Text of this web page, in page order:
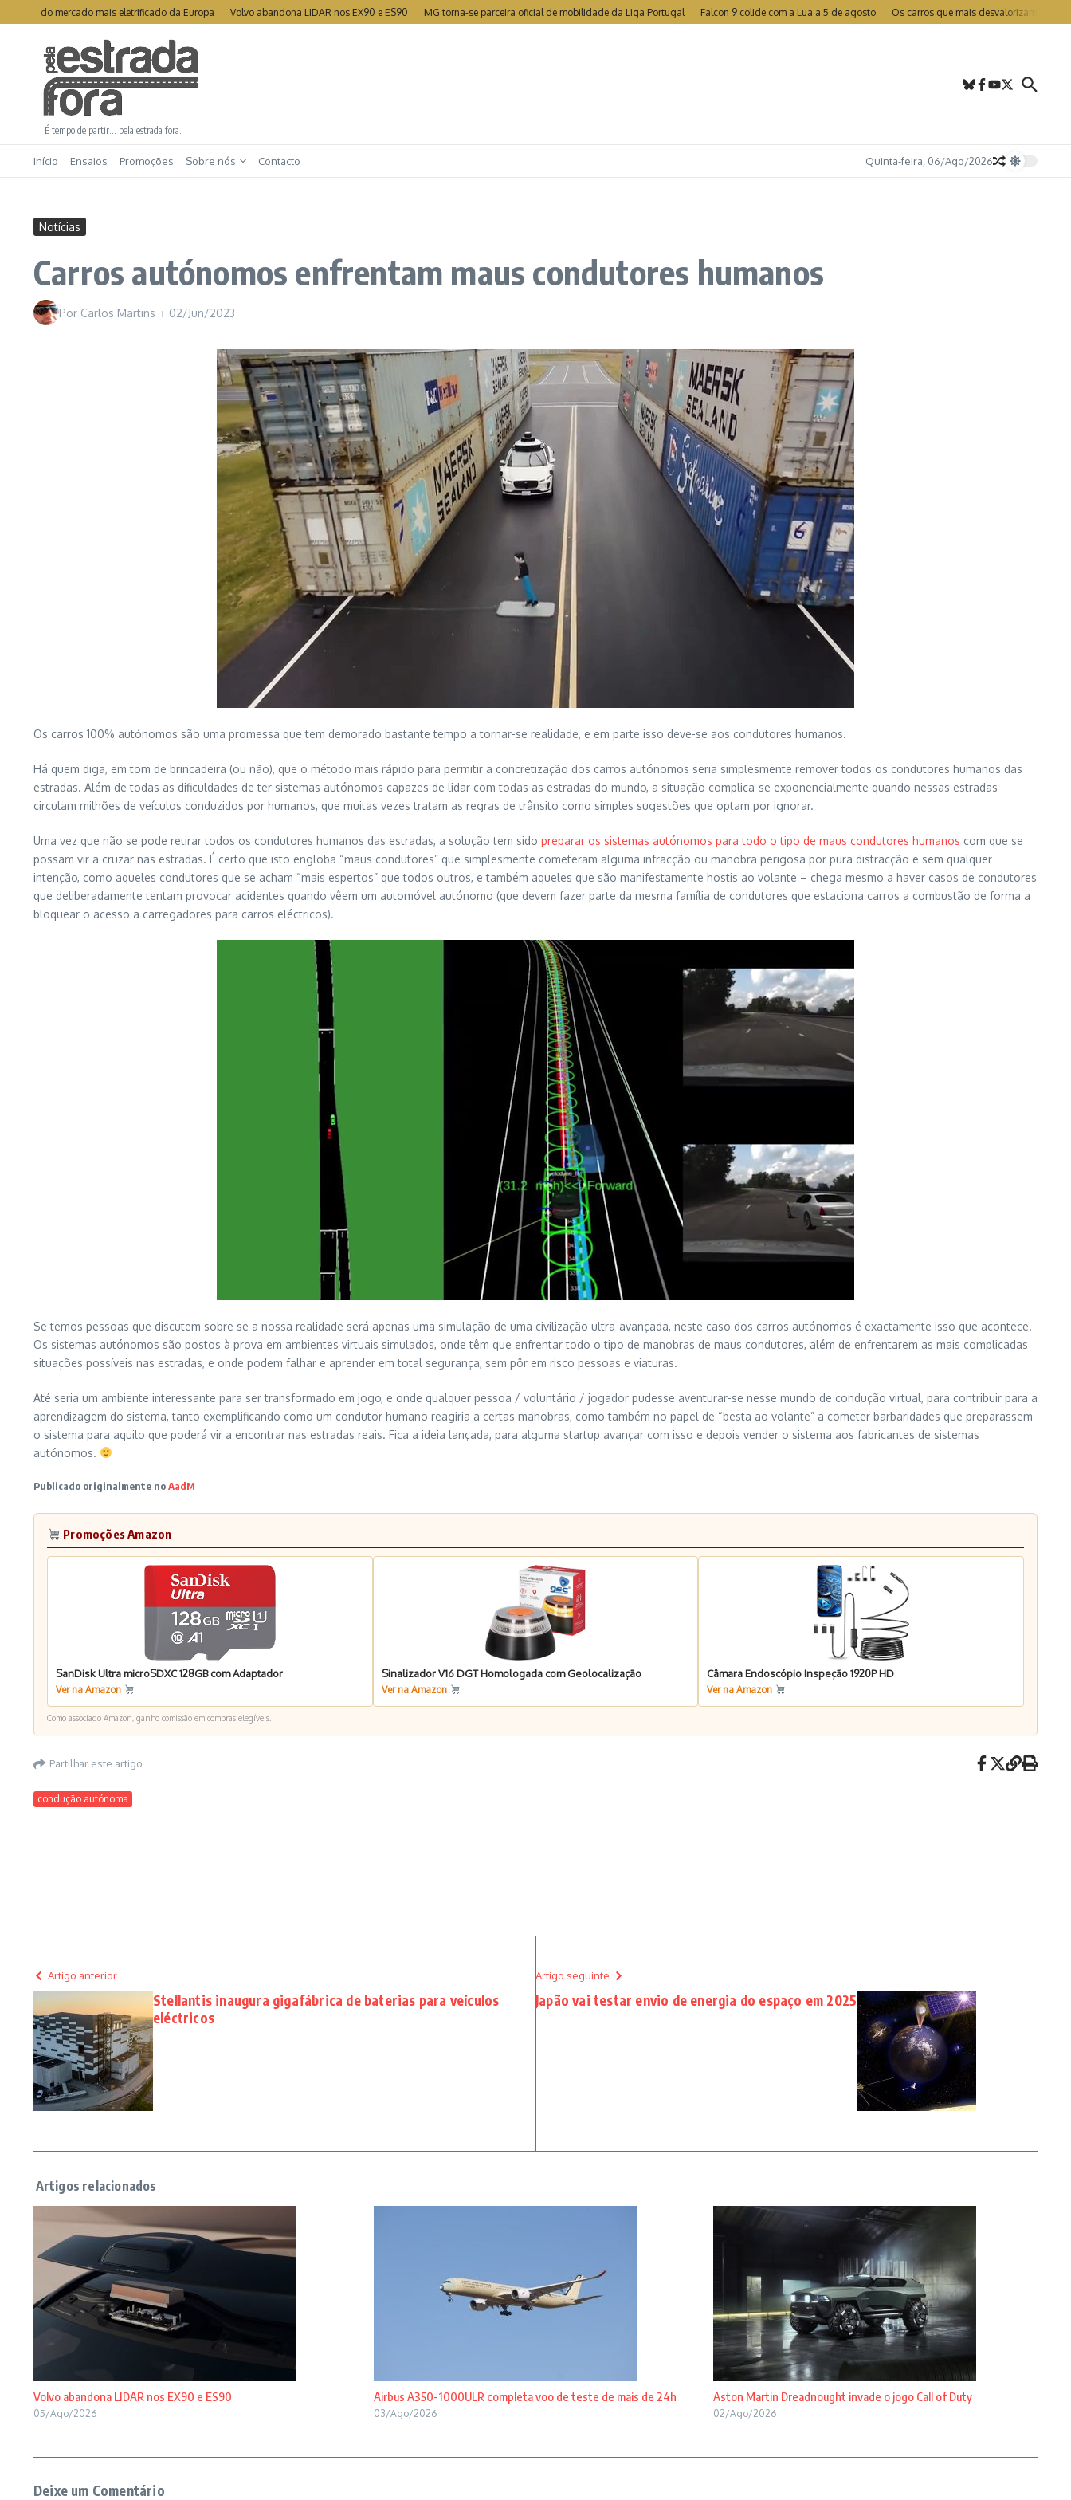
Ir para o conteúdo
mercado mais eletrificado da Europa Volvo abandona LIDAR nos EX90 e ES90 MG torna-se parceira oficial de mobilidade da Liga Portugal Falcon 9 colide com a Lua a 5 de agosto Os carros que mais desvalorizam em Portugal
É tempo de partir… pela estrada fora.
Início Ensaios Promoções Sobre nós Contacto Quinta-feira, 06/Ago/2026
Notícias
Carros autónomos enfrentam maus condutores humanos
Por Carlos Martins 02/Jun/2023
Os carros 100% autónomos são uma promessa que tem demorado bastante tempo a tornar-se realidade, e em parte isso deve-se aos condutores humanos.
Há quem diga, em tom de brincadeira (ou não), que o método mais rápido para permitir a concretização dos carros autónomos seria simplesmente remover todos os condutores humanos das
estradas. Além de todas as dificuldades de ter sistemas autónomos capazes de lidar com todas as estradas do mundo, a situação complica-se exponencialmente quando nessas estradas
circulam milhões de veículos conduzidos por humanos, que muitas vezes tratam as regras de trânsito como simples sugestões que optam por ignorar.
Uma vez que não se pode retirar todos os condutores humanos das estradas, a solução tem sido preparar os sistemas autónomos para todo o tipo de maus condutores humanos com que se
possam vir a cruzar nas estradas. É certo que isto engloba “maus condutores” que simplesmente cometeram alguma infracção ou manobra perigosa por pura distracção e sem qualquer
intenção, como aqueles condutores que se acham “mais espertos” que todos outros, e também aqueles que são manifestamente hostis ao volante – chega mesmo a haver casos de condutores
que deliberadamente tentam provocar acidentes quando vêem um automóvel autónomo (que devem fazer parte da mesma família de condutores que estaciona carros a combustão de forma a
bloquear o acesso a carregadores para carros eléctricos).
Se temos pessoas que discutem sobre se a nossa realidade será apenas uma simulação de uma civilização ultra-avançada, neste caso dos carros autónomos é exactamente isso que acontece.
Os sistemas autónomos são postos à prova em ambientes virtuais simulados, onde têm que enfrentar todo o tipo de manobras de maus condutores, além de enfrentarem as mais complicadas
situações possíveis nas estradas, e onde podem falhar e aprender em total segurança, sem pôr em risco pessoas e viaturas.
Até seria um ambiente interessante para ser transformado em jogo, e onde qualquer pessoa / voluntário / jogador pudesse aventurar-se nesse mundo de condução virtual, para contribuir para a
aprendizagem do sistema, tanto exemplificando como um condutor humano reagiria a certas manobras, como também no papel de “besta ao volante” a cometer barbaridades que preparassem
o sistema para aquilo que poderá vir a encontrar nas estradas reais. Fica a ideia lançada, para alguma startup avançar com isso e depois vender o sistema aos fabricantes de sistemas
autónomos.
Publicado originalmente noAadM
Promoções Amazon
SanDisk Ultra microSDXC 128GB com Adaptador
Ver na Amazon
Sinalizador V16 DGT Homologada com Geolocalização
Ver na Amazon
Câmara Endoscópio Inspeção 1920P HD
Ver na Amazon
Como associado Amazon, ganho comissão em compras elegíveis.
Partilhar este artigo
condução autónoma
Artigo anterior
Stellantis inaugura gigafábrica de baterias para veículos
eléctricos
Artigo seguinte
Japão vai testar envio de energia do espaço em 2025
Volvo abandona LIDAR nos EX90 e ES90
05/Ago/2026
Airbus A350-1000ULR completa voo de teste de mais de 24h
03/Ago/2026
Aston Martin Dreadnought invade o jogo Call of Duty
02/Ago/2026
Deixe um Comentário